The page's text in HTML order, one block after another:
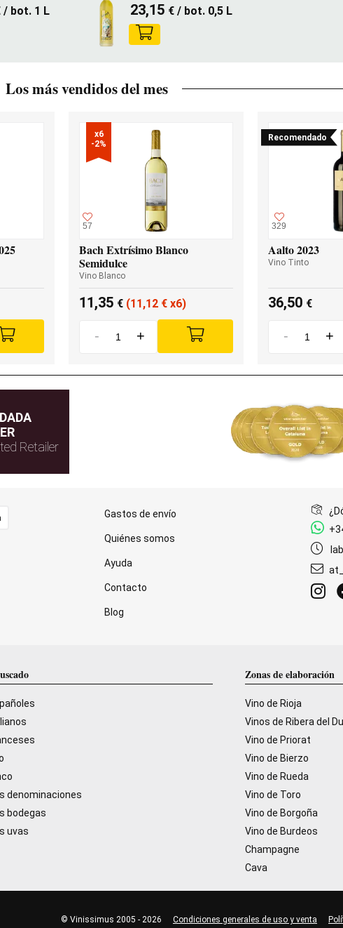
/ bot. 1 L 23,15 €/ bot. 0,5 L
Los más vendidos del mes
x6
-2%
57
Bach Extrísimo Blanco
Semidulce
Vino Blanco
11,35 € (11,12 € x6)
- +
Recomendado
329
Aalto 2023
Vino Tinto
36,50 €
- +
Retailer
Gastos de envío
Quiénes somos
Ayuda
Contacto
Blog
denominaciones
bodegas
uvas
Zonas de elaboración
Vino de Rioja
Vinos de Ribera del
Vino de Priorat
Vino de Bierzo
Vino de Rueda
Vino de Toro
Vino de Borgoña
Vino de Burdeos
Champagne
Cava
© Vinissimus 2005 - 2026 Condiciones generales de uso y venta